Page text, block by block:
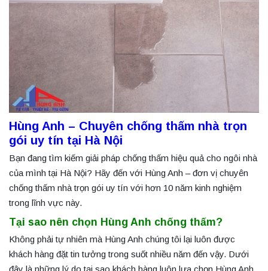
Hùng Anh – Chuyên chống thấm nhà trọn
gói uy tín tại Hà Nội
Bạn đang tìm kiếm giải pháp chống thấm hiệu quả cho ngôi nhà
của mình tại Hà Nội? Hãy đến với Hùng Anh – đơn vị chuyên
chống thấm nhà trọn gói uy tín với hơn 10 năm kinh nghiệm
trong lĩnh vực này.
Tại sao nên chọn Hùng Anh chống thấm?
Không phải tự nhiên mà Hùng Anh chúng tôi lại luôn được
khách hàng đặt tin tưởng trong suốt nhiều năm đến vậy. Dưới
đây là những lý do tại sao khách hàng luôn lựa chọn Hùng Anh